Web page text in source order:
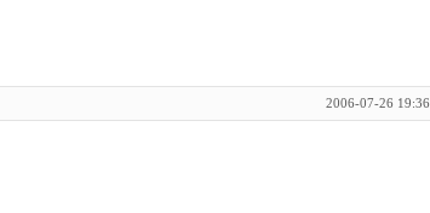
2006-07-26 19:36